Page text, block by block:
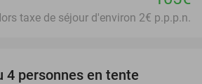
taxe de séjour d'environ 2€ p.p.p.n.
4 personnes en tente